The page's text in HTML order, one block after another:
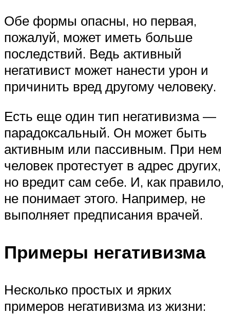
Обе формы опасны, но первая,
пожалуй, может иметь больше
последствий. Ведь активный
негативист может нанести урон и
причинить вред другому человеку.
Есть еще один тип негативизма —
парадоксальный. Он может быть
активным или пассивным. При нем
человек протестует в адрес других,
но вредит сам себе. И, как правило,
не понимает этого. Например, не
выполняет предписания врачей.
Примеры негативизма
Несколько простых и ярких
примеров негативизма из жизни: